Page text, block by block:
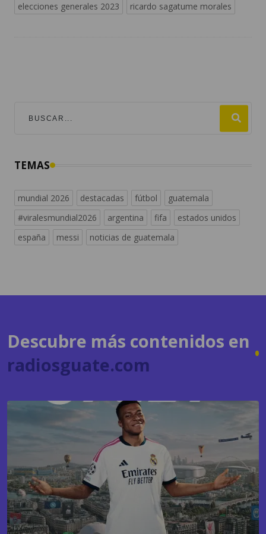
elecciones generales 2023
ricardo sagatume morales
TEMAS
mundial 2026 destacadas fútbol
guatemala
#viralesmundial2026
argentina fifa
estados unidos
españa
messi noticias de guatemala
Descubre más contenidos en
radiosguate.com